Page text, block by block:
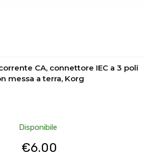
CA, connettore IEC a 3 poli
messa a terra, Korg
Disponibile
€6.00